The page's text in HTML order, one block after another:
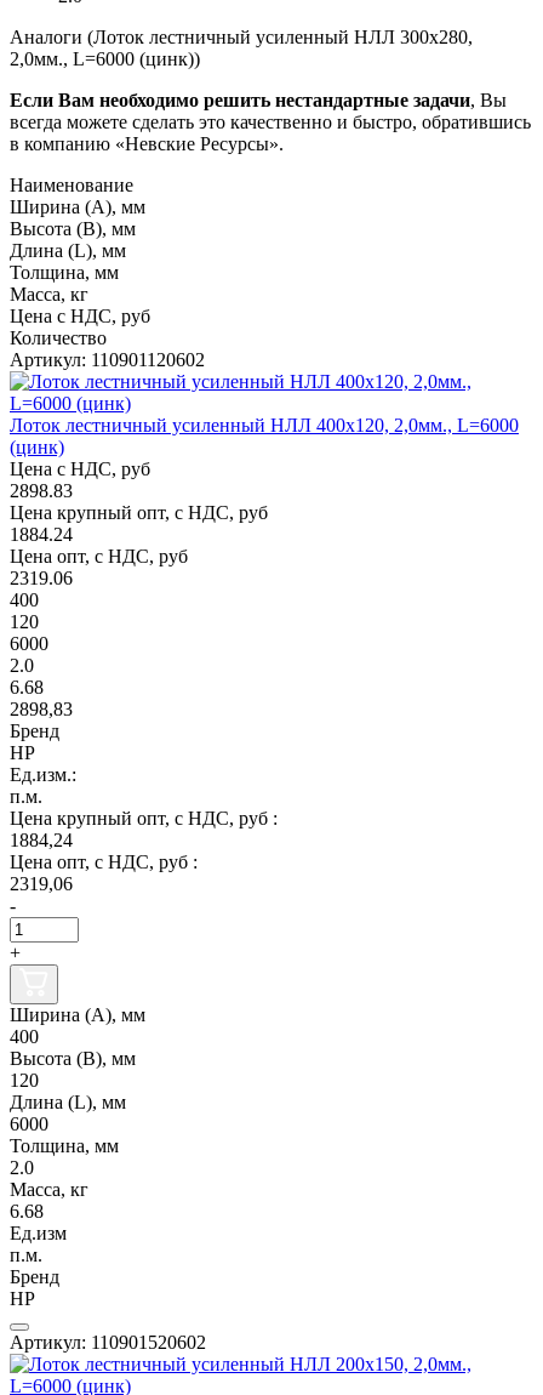
Аналоги (Лоток лестничный усиленный НЛЛ 300х280,
2,0мм., L=6000 (цинк))
Если Вам необходимо решить нестандартные задачи, Вы
всегда можете сделать это качественно и быстро, обратившись
в компанию «Невские Ресурсы».
Наименование
Ширина (А), мм
Высота (В), мм
Длина (L), мм
Толщина, мм
Масса, кг
Цена с НДС, руб
Количество
Артикул: 110901120602
Лоток лестничный усиленный НЛЛ 400х120, 2,0мм., L=6000
(цинк)
Цена с НДС, руб
2898.83
Цена крупный опт, с НДС, руб
1884.24
Цена опт, с НДС, руб
2319.06
400
120
6000
2.0
6.68
2898,83
Бренд
НР
Ед.изм.:
п.м.
Цена крупный опт, с НДС, руб :
1884,24
Цена опт, с НДС, руб :
2319,06
-
+
Ширина (А), мм
400
Высота (В), мм
120
Длина (L), мм
6000
Толщина, мм
2.0
Масса, кг
6.68
Ед.изм
п.м.
Бренд
НР
Артикул: 110901520602